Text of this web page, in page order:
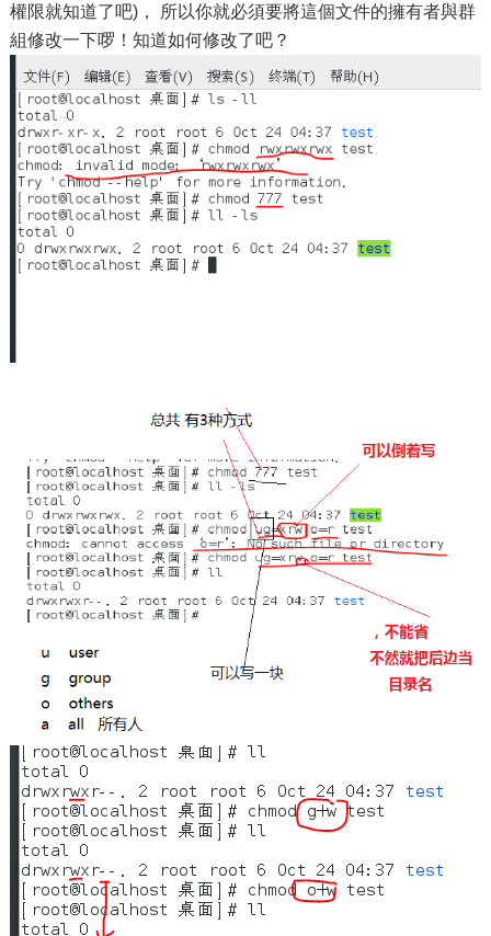
權限就知道了吧)， 所以你就必須要將這個文件的擁有者與群
組修改一下啰！知道如何修改了吧？